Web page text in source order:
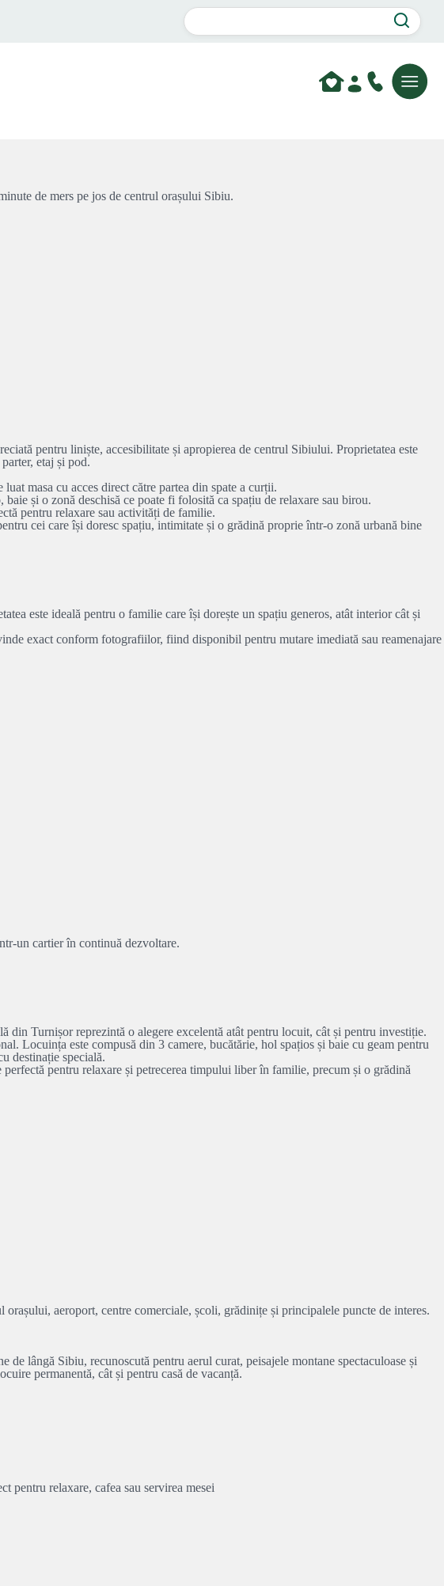
de mers pe jos de centrul orașului Sibiu.
pentru liniște, accesibilitate și apropierea de centrul Sibiului. Proprietatea este
etaj și pod.
masa cu acces direct către partea din spate a curții.
și o zonă deschisă ce poate fi folosită ca spațiu de relaxare sau birou.
pentru relaxare sau activități de familie.
cei care își doresc spațiu, intimitate și o grădină proprie într-o zonă urbană bine
este ideală pentru o familie care își dorește un spațiu generos, atât interior cât și
exact conform fotografiilor, fiind disponibil pentru mutare imediată sau reamenajare
un cartier în continuă dezvoltare.
din Turnișor reprezintă o alegere excelentă atât pentru locuit, cât și pentru investiție.
Locuința este compusă din 3 camere, bucătărie, hol spațios și baie cu geam pentru
destinație specială.
pentru relaxare și petrecerea timpului liber în familie, precum și o grădină
aeroport, centre comerciale, școli, grădinițe și principalele puncte de interes.
lângă Sibiu, recunoscută pentru aerul curat, peisajele montane spectaculoase și
permanentă, cât și pentru casă de vacanță.
pentru relaxare, cafea sau servirea mesei